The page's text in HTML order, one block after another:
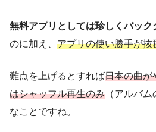
無料アプリとしては珍しくバック
のに加え、 アプリの使い勝手が抜
難点を上げるとすれば日本の曲が
はシャッフル再生のみ （アルバ
なことですね。